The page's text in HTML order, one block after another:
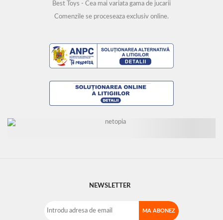
Best Toys - Cea mai variata gama de jucarii
Comenzile se proceseaza exclusiv online.
NEWSLETTER